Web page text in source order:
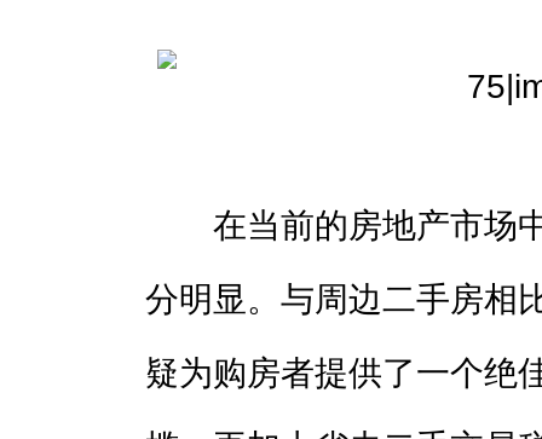
在当前的房地产市场中
分明显。与周边二手房相
疑为购房者提供了一个绝